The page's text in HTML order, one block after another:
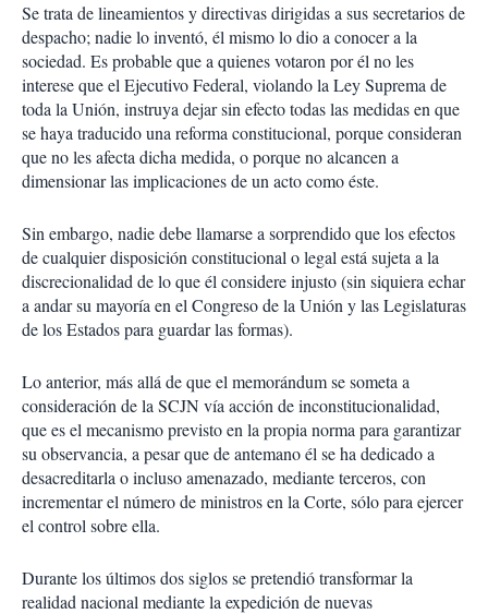
Se trata de lineamientos y directivas dirigidas a sus secretarios de
despacho; nadie lo inventó, él mismo lo dio a conocer a la
sociedad. Es probable que a quienes votaron por él no les
interese que el Ejecutivo Federal, violando la Ley Suprema de
toda la Unión, instruya dejar sin efecto todas las medidas en que
se haya traducido una reforma constitucional, porque consideran
que no les afecta dicha medida, o porque no alcancen a
dimensionar las implicaciones de un acto como éste.
Sin embargo, nadie debe llamarse a sorprendido que los efectos
de cualquier disposición constitucional o legal está sujeta a la
discrecionalidad de lo que él considere injusto (sin siquiera echar
a andar su mayoría en el Congreso de la Unión y las Legislaturas
de los Estados para guardar las formas).
Lo anterior, más allá de que el memorándum se someta a
consideración de la SCJN vía acción de inconstitucionalidad,
que es el mecanismo previsto en la propia norma para garantizar
su observancia, a pesar que de antemano él se ha dedicado a
desacreditarla o incluso amenazado, mediante terceros, con
incrementar el número de ministros en la Corte, sólo para ejercer
el control sobre ella.
Durante los últimos dos siglos se pretendió transformar la
realidad nacional mediante la expedición de nuevas